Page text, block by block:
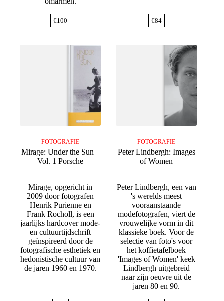
€100 €84
FOTOGRAFIE
Mirage: Under the Sun –
Vol. 1 Porsche
Mirage, opgericht in
2009 door fotografen
Henrik Purienne en
Frank Rocholl, is een
jaarlijks hardcover mode-
en cultuurtijdschrift
geïnspireerd door de
fotografische esthetiek en
hedonistische cultuur van
de jaren 1960 en 1970.
FOTOGRAFIE
Peter Lindbergh: Images
of Women
Peter Lindbergh, een van
's werelds meest
vooraanstaande
modefotografen, viert de
vrouwelijke vorm in dit
klassieke boek. Voor de
selectie van foto's voor
het koffietafelboek
'Images of Women' keek
Lindbergh uitgebreid
naar zijn oeuvre uit de
jaren 80 en 90.